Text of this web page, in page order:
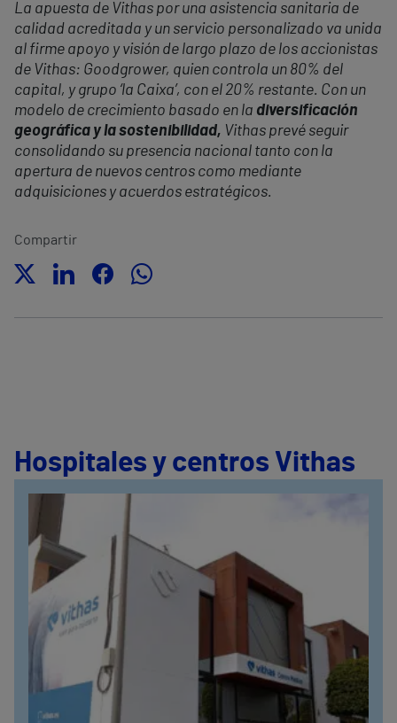
La apuesta de Vithas por una asistencia sanitaria de
calidad acreditada y un servicio personalizado va unida
al firme apoyo y visión de largo plazo de los accionistas
de Vithas: Goodgrower, quien controla un 80% del
capital, y grupo ‘la Caixa’, con el 20% restante. Con un
modelo de crecimiento basado en la diversificación
geográfica y la sostenibilidad, Vithas prevé seguir
consolidando su presencia nacional tanto con la
apertura de nuevos centros como mediante
adquisiciones y acuerdos estratégicos.
Compartir
Hospitales y centros Vithas